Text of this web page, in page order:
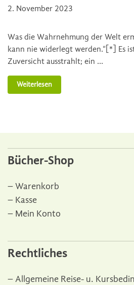
2. November 2023
Was die Wahrnehmung der Welt
kann nie widerlegt werden.“[*] Es
Zuversicht ausstrahlt; ein …
Weiterlesen
Bücher-Shop
Warenkorb
Kasse
Mein Konto
Rechtliches
Allgemeine Reise- u.